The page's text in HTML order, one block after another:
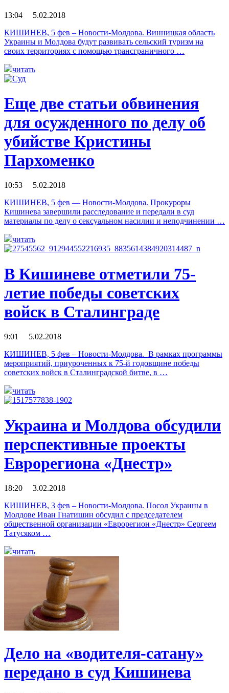
13:04 5.02.2018
КИШИНЕВ, 5 фев – Новости-Молдова. Винницкая область
Украины и Молдовa будут развивать сельский туризм на
своих территориях с помощью трансграничного …
читать
Еще две статьи обвинения
для осужденного по делу об
убийстве Кристины
Пархоменко
10:53 5.02.2018
КИШИНЕВ, 5 фев — Новости-Молдова. Прокуроры
Кишинева завершили расследование и передали в суд
материалы по делу о сексуальном насилии и неподчинении …
читать
В Кишиневе отметили 75-
летие победы советских
войск в Сталинграде
9:01 5.02.2018
КИШИНЕВ, 5 фев – Новости-Молдова. В рамках программы
мероприятий, приуроченных к 75-й годовщине победы
советских войск в Сталинградской битве, в …
читать
Украина и Молдова обсудили
перспективные проекты
Еврорегиона «Днестр»
18:20 3.02.2018
КИШИНЕВ, 3 фев – Новости-Молдова. Посол Украины в
Молдове Иван Гнатишин обсудил с председателем
общественной организации «Еврорегион «Днестр» Сергеем
Татусяком …
читать
Дело на «водителя-сатану»
передано в суд Кишинева